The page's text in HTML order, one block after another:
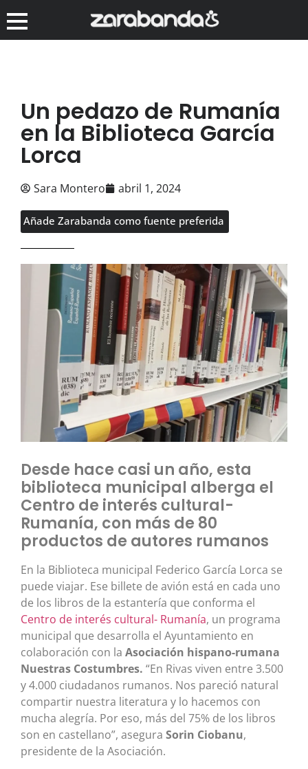
Un pedazo de Rumanía
en la Biblioteca García
Lorca
Sara Montero abril 1, 2024
Añade Zarabanda como fuente preferida
Desde hace casi un año, esta
biblioteca municipal alberga el
Centro de interés cultural-
Rumanía, con más de 80
productos de autores rumanos
En la Biblioteca municipal Federico García Lorca se
puede viajar. Ese billete de avión está en cada uno
de los libros de la estantería que conforma el
Centro de interés cultural- Rumanía, un programa
municipal que desarrolla el Ayuntamiento en
colaboración con la Asociación hispano-rumana
Nuestras Costumbres. “En Rivas viven entre 3.500
y 4.000 ciudadanos rumanos. Nos pareció natural
compartir nuestra literatura y lo hacemos con
mucha alegría. Por eso, más del 75% de los libros
son en castellano”, asegura Sorin Ciobanu,
presidente de la Asociación.